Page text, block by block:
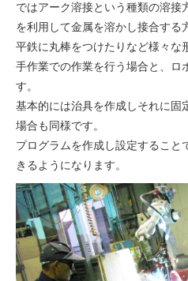
ではアーク溶接という種類の溶接
を利用して金属を溶かし接合する
平鉄に丸棒をつけたりなど様々な
手作業での作業を行う場合と、ロ
す。
基本的には治具を作成しそれに固
場合も同様です。
プログラムを作成し設定すること
きるようになります。